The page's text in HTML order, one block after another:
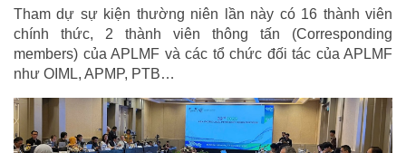
Tham dự sự kiện thường niên lần này có 16 thành viên
chính thức, 2 thành viên thông tấn (Corresponding
members) của APLMF và các tổ chức đối tác của APLMF
như OIML, APMP, PTB…